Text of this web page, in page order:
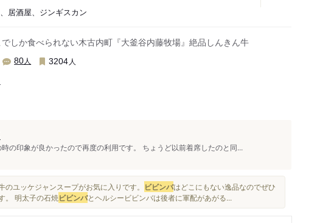
居酒屋、ジンギスカン
でしか食べられない木古内町『大釜谷内藤牧場』絶品しんきん牛
80人 3204 人
の印象が良かったので再度の利用です。 ちょうど以前着席したのと同...
のユッケジャンスープがお気に入りです。 ビビンバはどこにもない逸品なのでぜひ
。 明太子の石焼ビビンバとヘルシービビンバは後者に軍配があがる...